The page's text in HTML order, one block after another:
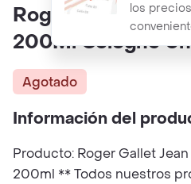
los
Roger & Gallet
200Ml Cologne
Agotado
Información del
Producto: Roger Gallet Jean
200ml ** Todos nuestros